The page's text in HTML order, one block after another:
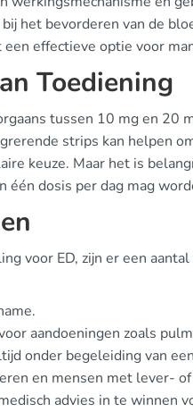
het bevorderen van de
effectieve optie voor
Toediening
tussen 10 mg en 20
strips kan helpen
keuze. Maar het is
dosis per dag mag
voor ED, zijn er een
aandoeningen zoals
onder begeleiding van
en mensen met lever-
advies in te winnen